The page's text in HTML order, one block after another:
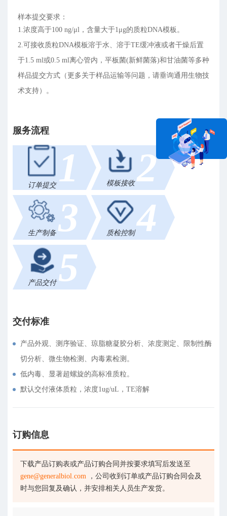
样本提交要求：
1.浓度高于100 ng/μl，含量大于1μg的质粒DNA模板。
2.可接收质粒DNA模板溶于水、溶于TE缓冲液或者干燥后置
于1.5 ml或0.5 ml离心管内，平板菌(新鲜菌落)和甘油菌等多种
样品提交方式（更多关于样品运输等问题，请垂询通用生物技
术支持）。
服务流程
订单提交 1 模板接收 2
生产制备 3 质检控制 4
产品交付 5
交付标准
产品外观、测序验证、琼脂糖凝胶分析、浓度测定、限制性酶
切分析、微生物检测、内毒素检测。
低内毒、显著超螺旋的高标准质粒。
默认交付液体质粒，浓度1ug/uL，TE溶解
订购信息
下载产品订购表或产品订购合同并按要求填写后发送至
gene@generalbiol.com ，公司收到订单或产品订购合同会及
时与您回复及确认，并安排相关人员生产发货。